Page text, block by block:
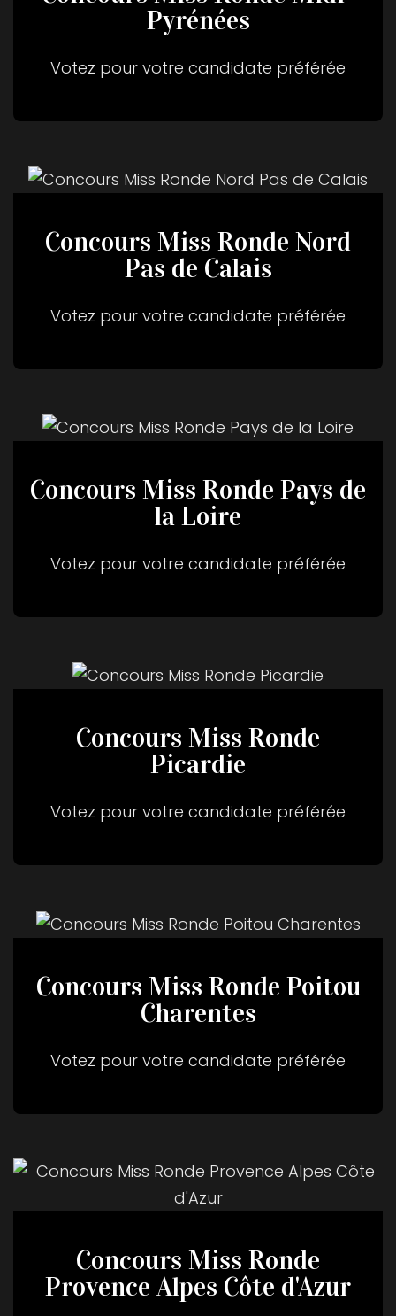
Pyrénées
Votez pour votre candidate préférée
Concours Miss Ronde Nord
Pas de Calais
Votez pour votre candidate préférée
Concours Miss Ronde Pays de
la Loire
Votez pour votre candidate préférée
Concours Miss Ronde
Picardie
Votez pour votre candidate préférée
Concours Miss Ronde Poitou
Charentes
Votez pour votre candidate préférée
Concours Miss Ronde
Provence Alpes Côte d'Azur